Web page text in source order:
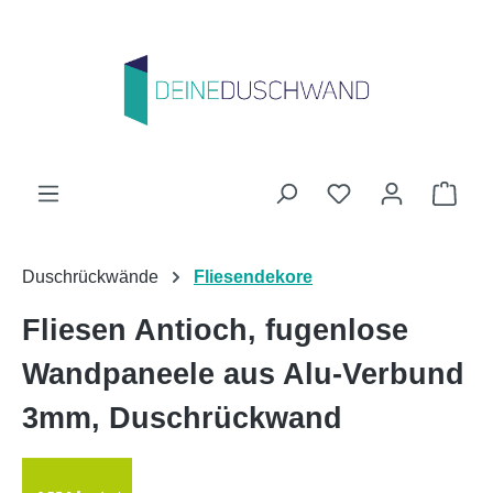
Du hast 0
Duschrückwände Fliesendekore
Fliesen Antioch, fugenlose
Wandpaneele aus Alu-Verbund
3mm, Duschrückwand